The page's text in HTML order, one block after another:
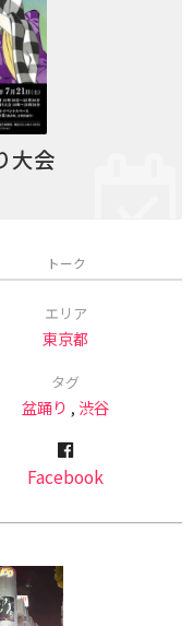
大会
トーク
エリア
東京都
タグ
盆踊り , 渋谷
Facebook